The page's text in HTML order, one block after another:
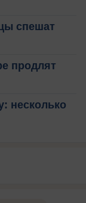
спешат
продлят
несколько